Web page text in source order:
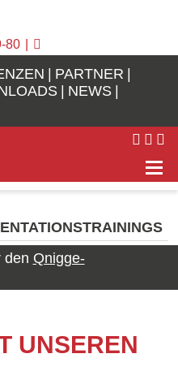
80
PARTNER
NEWS
den Qnigge-
UNSEREN